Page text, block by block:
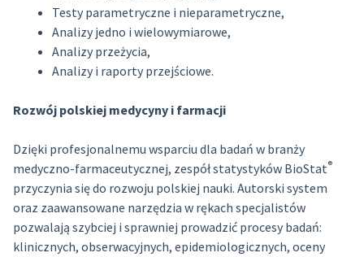
Testy parametryczne i nieparametryczne,
Analizy jedno i wielowymiarowe,
Analizy przeżycia,
Analizy i raporty przejściowe.
Rozwój polskiej medycyny i farmacji
Dzięki profesjonalnemu wsparciu dla badań w branży
medyczno-farmaceutycznej, zespół statystyków BioStat®
przyczynia się do rozwoju polskiej nauki. Autorski system
oraz zaawansowane narzędzia w rękach specjalistów
pozwalają szybciej i sprawniej prowadzić procesy badań:
klinicznych, obserwacyjnych, epidemiologicznych, oceny